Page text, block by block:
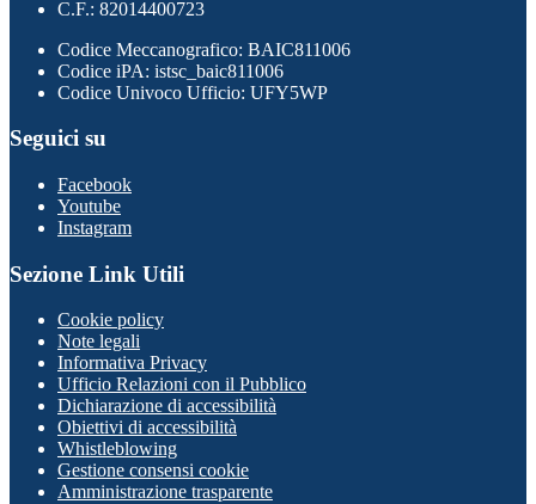
C.F.: 82014400723
Codice Meccanografico: BAIC811006
Codice iPA: istsc_baic811006
Codice Univoco Ufficio: UFY5WP
Seguici su
Facebook
Youtube
Instagram
Sezione Link Utili
Cookie policy
Note legali
Informativa Privacy
Ufficio Relazioni con il Pubblico
Dichiarazione di accessibilità
Obiettivi di accessibilità
Whistleblowing
Gestione consensi cookie
Amministrazione trasparente